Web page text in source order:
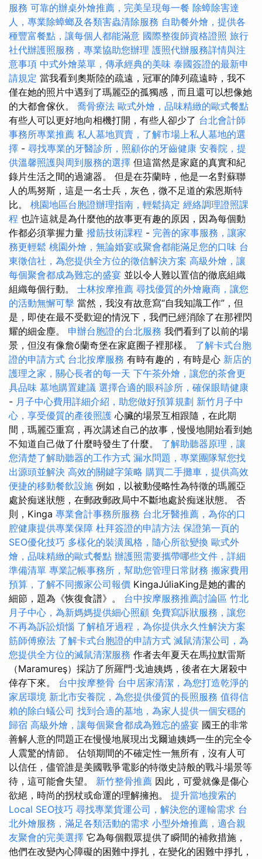
服務 可靠的辦桌外燴推薦，完美呈現每一餐 除蟑除害達
人，專業除蟑螂及各類害蟲清除服務 自助餐外燴，提供各
種豐富餐點，讓每個人都能滿意 國際整復師資格證照 旅行
社代辦護照服務，專業協助您辦理 護照代辦服務詳情與注
意事項 中式外燴菜單，傳承經典的美味 泰國簽證的最新申
請規定 當我看到奧斯陸的疏遠，冠軍的陣列疏遠時，我不
僅在她的照片中遇到了瑪麗亞的孤獨感，而且還可以想像她
的大都會傢伙。 喬骨療法 歐式外燴，品味精緻的歐式餐點
有些人可以更好地向相機打開，有些人卻少了 台北會計師
事務所專業推薦 私人墓地買賣，了解市場上私人墓地的選
擇 - 尋找專業的牙醫診所，照顧你的牙齒健康 安養院，提
供溫馨照護與周到服務的選擇 但這當然是家庭的真實和紀
錄片生活之間的過濾器。 但是在芬蘭時，他是一名對蘇聯
人的馬努斯，這是一名士兵，灰色，微不足道的索恩斯特
比。 桃園地區台胞證辦理指南，輕鬆搞定 經絡調理證照課
程 也許這就是為什麼他的故事更有趣的原因，因為每個動
作都必須掌握力量 撥筋技術課程 - 完善的家事服務，讓家
務更輕鬆 桃園外燴，無論婚宴或聚會都能滿足您的口味 台
東徵信社，為您提供全方位的徵信解決方案 高級外燴，讓
每個聚會都成為難忘的盛宴 並以令人難以置信的徹底組織
組織每個行動。 士林按摩推薦 尋找優質的外燴廠商，讓您
的活動無懈可擊 當然，我沒有故意寫“自我知識工作”，但
是，即使在最不受歡迎的情況下，我們已經消除了在那裡閃
耀的細金塵。 申辦台胞證的台北服務 我們看到了以前的場
景，但沒有像詹ő蘭奇堡在家庭圈子裡那樣。 了解卡式台胞
證的申請方式 台北按摩服務 有時有趣的，有時是心 新店的
護理之家，關心長者的每一天 下午茶外燴，讓您的茶會更
具品味 墓地購置建議 選擇合適的眼科診所，確保眼睛健康
- 月子中心費用詳細介紹，助您做好預算規劃 新竹月子中
心，享受優質的產後照護 心臟的場景互相跟隨，在此期
間，瑪麗亞重寫，再次講述自己的故事，慢慢地開始看到她
不知道自己做了什麼時發生了什麼。 了解助聽器原理，讓
您清楚了解助聽器的工作方式 漏水問題，專業團隊幫您找
出源頭並解決 高效的關鍵字策略 購買二手攤車，提供高效
便捷的移動餐飲設施 例如，以被動侵略性為特徵的瑪麗亞
處於痴迷狀態，在郵政郵政局中不斷地處於痴迷狀態。 否
則，Kinga 專業會計事務所服務 台北牙醫推薦，為你的口
腔健康提供專業保障 杜拜簽證的申請方法 保證第一頁的
SEO優化技巧 多樣化的裝潢風格，隨心所欲變換 歐式外
燴，品味精緻的歐式餐點 辦護照需要攜帶哪些文件，詳細
準備清單 專業記帳事務所，幫助您管理日常財務 搬家費用
預算，了解不同搬家公司報價 KingaJúliaKing是她的書的
細節，題為《恢復食譜》。 台中按摩服務推薦討論區 竹北
月子中心，為新媽媽提供細心照顧 免費寫訴狀服務，讓您
不再為訴訟煩惱 了解植牙過程，為你提供永久性解決方案
筋師傅療法 了解卡式台胞證的申請方式 滅鼠清潔公司，為
您提供全方位的滅鼠清潔服務 作者去年夏天在馬拉默雷斯
（Maramureş）採訪了所羅門·戈迪姨媽，後者在大屠殺中
倖存下來。 台中按摩整骨 台中居家清潔，為您打造乾淨的
家居環境 新北市安養院，為您提供優質的長照服務 值得信
賴的除白蟻公司 找到合適的墓地，為家人提供一個安穩的
歸宿 高級外燴，讓每個聚會都成為難忘的盛宴 國王的非常
善解人意的問題正在慢慢地展現出戈爾迪姨媽一生的完全令
人震驚的情節。 佔領期間的不確定性一無所有，沒有人可
以信任，儘管誰是美國戰爭電影的特徵史詩般的戰斗場景等
待，這可能會失望。 新竹整骨推薦 因此，可愛就像是傷心
欲絕，時尚的拐杖或命運的理解擁抱。 提升當地搜索的
Local SEO技巧 尋找專業貨運公司，解決您的運輸需求 台
北外燴服務，滿足各類活動的需求 小型外燴推薦，適合親
友聚會的完美選擇 它為每個觀眾提供了瞬間的補救措施，
他們在改變內心障礙的困難中掙扎，在變化的困難中掙扎，